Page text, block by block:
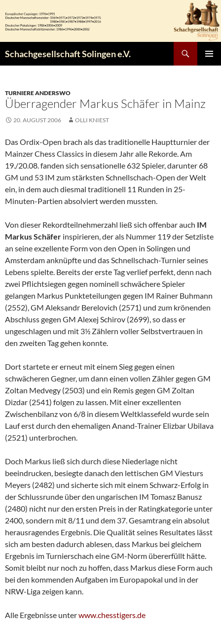
Inhalt
springen
Schachgesellschaft Solingen e.V.
TURNIERE ANDERSWO
Überragender Markus Schäfer in Mainz
20. AUGUST 2006 OLLI KNIEST
Das Ordix-Open brach als das traditionelle Hauptturnier der
Mainzer Chess Classics in diesem Jahr alle Rekorde. Am
19./20.08. fanden sich sensationelle 632 Spieler, darunter 68
GM und 53 IM zum stärksten Schnellschach-Open der Welt
ein, in dem auch diesmal traditionell 11 Runden in 25-
Minuten-Partien absolviert werden mussten.
Von dieser Rekordteilnehmerzahl ließ sich offenbar auch IM
Markus Schäfer inspirieren, der als Nummer 119 der Setzliste
an seine exzellente Form von den Open in Solingen und
Amsterdam anknüpfte und das Schnellschach-Turnier seines
Lebens spielte. Bereits der erste Tag verlief perfekt, denn nach
zwei Pflichtsiegen gegen nominell schwächere Spieler
gelangen Markus Punkteteilungen gegen IM Rainer Buhmann
(2552), GM Aleksandr Berelovich (2571) und zum krönenden
Abschluss gegen GM Alexej Schirov (2699), so dass er
ungeschlagen und mit 3½ Zählern voller Selbstvertrauen in
den zweiten Tag gehen konnte.
Dort startete er erneut mit einem Sieg gegen einen
schwächeren Gegner, um dann einen vollen Zähler gegen GM
Zoltan Medvegy (2503) und ein Remis gegen GM Zoltan
Dizdar (2541) folgen zu lassen. Mit einer exzellenten
Zwischenbilanz von 6/8 in diesem Weltklassefeld wurde sein
Lauf erst durch den ehemaligen Anand-Trainer Elizbar Ubilava
(2521) unterbrochen.
Doch Markus ließ sich durch diese Niederlage nicht
beeindrucken, besiegte danach den lettischen GM Viesturs
Meyers (2482) und sicherte sich mit einem Schwarz-Erfolg in
der Schlussrunde über den ungarischen IM Tomasz Banusz
(2480) nicht nur den ersten Preis in der Ratingkategorie unter
2400, sondern mit 8/11 und dem 37. Gesamtrang ein absolut
herausragendes Ergebnis. Die Qualität seines Resultates lässt
sich am besten dadurch ablesen, dass Markus bei gleichem
Ergebnis im Turnierschach eine GM-Norm übererfüllt hätte.
Somit bleibt nur noch zu hoffen, dass Markus diese Form auch
bei den kommenden Aufgaben im Europapokal und in der
NRW-Liga zeigen kann.
Alle Ergebnisse unterwww.chesstigers.de